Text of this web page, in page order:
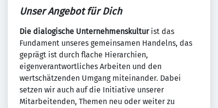
Unser Angebot für Dich
Die dialogische Unternehmenskulturist das
Fundament unseres gemeinsamen Handelns, das
geprägt ist durch flache Hierarchien,
eigenverantwortliches Arbeiten und den
wertschätzenden Umgang miteinander. Dabei
setzen wir auch auf die Initiative unserer
Mitarbeitenden, Themen neu oder weiter zu